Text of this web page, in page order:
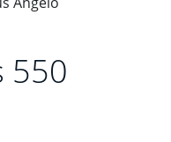
550